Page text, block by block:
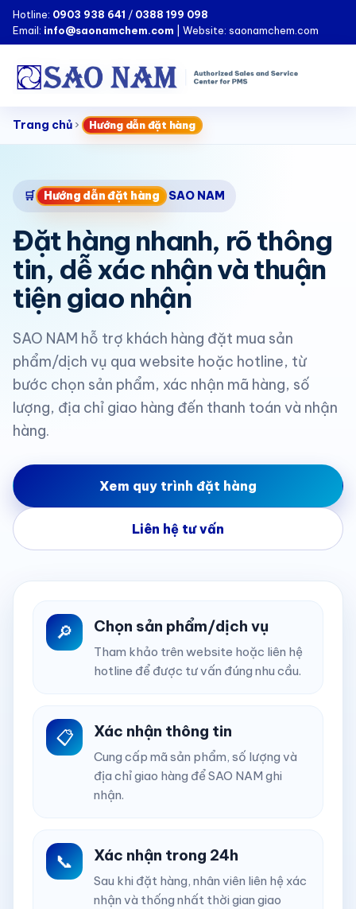
Hotline: 0903 938 641 / 0388 199 098
Email: info@saonamchem.com | Website: saonamchem.com
Trang chủ › Hướng dẫn đặt hàng
🛒 Hướng dẫn đặt hàng SAO NAM
Đặt hàng nhanh, rõ thông
tin, dễ xác nhận và thuận
tiện giao nhận
SAO NAM hỗ trợ khách hàng đặt mua sản
phẩm/dịch vụ qua website hoặc hotline, từ
bước chọn sản phẩm, xác nhận mã hàng, số
lượng, địa chỉ giao hàng đến thanh toán và nhận
hàng.
Xem quy trình đặt hàng
Liên hệ tư vấn
🔎 Chọn sản phẩm/dịch vụ
Tham khảo trên website hoặc liên hệ
hotline để được tư vấn đúng nhu cầu.
📋 Xác nhận thông tin
Cung cấp mã sản phẩm, số lượng và
địa chỉ giao hàng để SAO NAM ghi
nhận.
📞 Xác nhận trong 24h
Sau khi đặt hàng, nhân viên liên hệ xác
nhận và thống nhất thời gian giao